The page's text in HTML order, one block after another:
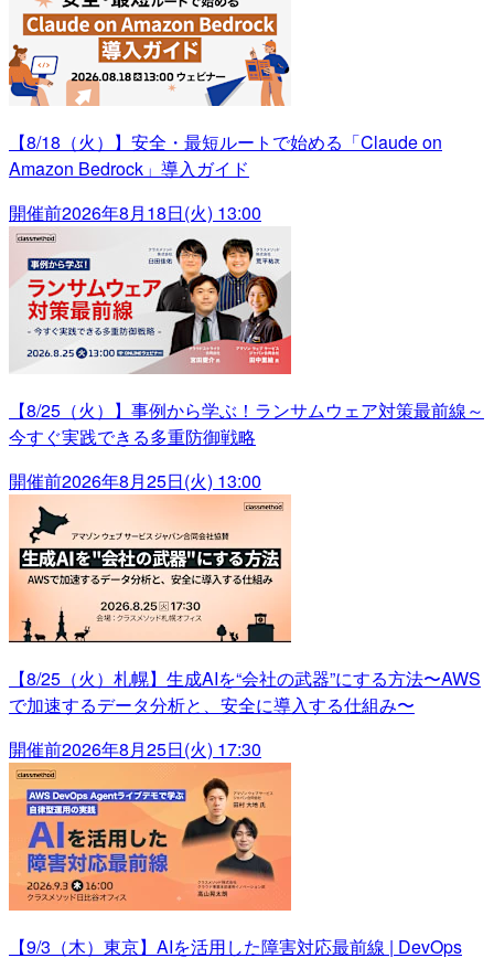
【8/18（火）】安全・最短ルートで始める「Claude on
Amazon Bedrock」導入ガイド
開催前2026年8月18日(火) 13:00
【8/25（火）】事例から学ぶ！ランサムウェア対策最前線～
今すぐ実践できる多重防御戦略
開催前2026年8月25日(火) 13:00
【8/25（火）札幌】生成AIを“会社の武器”にする方法〜AWS
で加速するデータ分析と、安全に導入する仕組み〜
開催前2026年8月25日(火) 17:30
【9/3（木）東京】AIを活用した障害対応最前線 | DevOps